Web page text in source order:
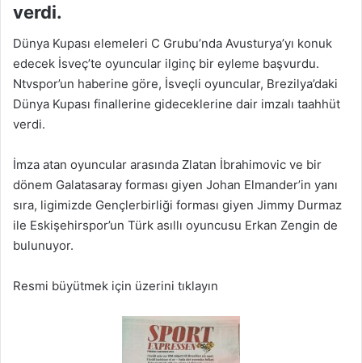
verdi.
Dünya Kupası elemeleri C Grubu’nda Avusturya’yı konuk
edecek İsveç’te oyuncular ilginç bir eyleme başvurdu.
Ntvspor’un haberine göre, İsveçli oyuncular, Brezilya’daki
Dünya Kupası finallerine gideceklerine dair imzalı taahhüt
verdi.
İmza atan oyuncular arasında Zlatan İbrahimovic ve bir
dönem Galatasaray forması giyen Johan Elmander’in yanı
sıra, ligimizde Gençlerbirliği forması giyen Jimmy Durmaz
ile Eskişehirspor’un Türk asıllı oyuncusu Erkan Zengin de
bulunuyor.
Resmi büyütmek için üzerini tıklayın